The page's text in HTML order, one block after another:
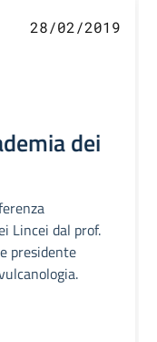
28/02/2019
dei
Lincei dal prof.
presidente